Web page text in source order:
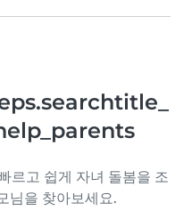
르고 쉽게 자녀 돌봄을 조
님을 찾아보세요.